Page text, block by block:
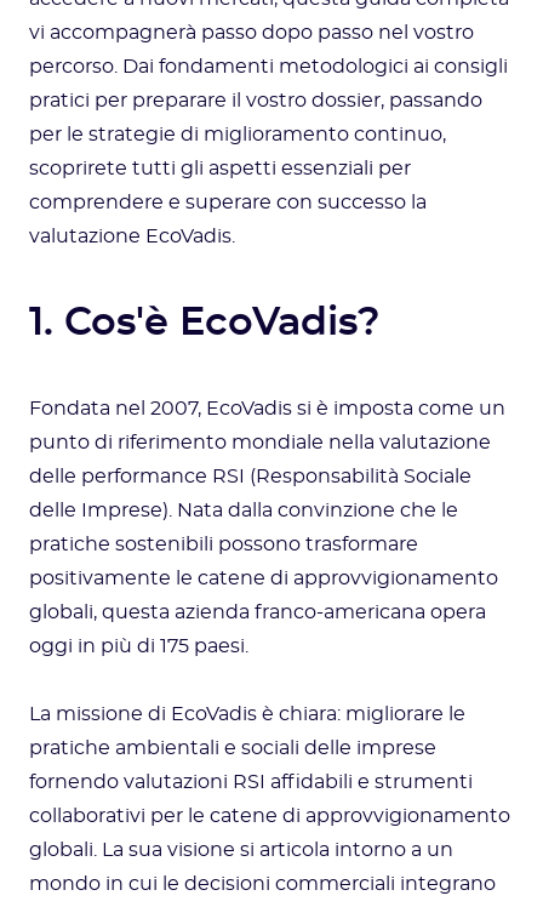
vi accompagnerà passo dopo passo nel vostro
percorso. Dai fondamenti metodologici ai consigli
pratici per preparare il vostro dossier, passando
per le strategie di miglioramento continuo,
scoprirete tutti gli aspetti essenziali per
comprendere e superare con successo la
valutazione EcoVadis.
1. Cos'è EcoVadis?
Fondata nel 2007, EcoVadis si è imposta come un
punto di riferimento mondiale nella valutazione
delle performance RSI (Responsabilità Sociale
delle Imprese). Nata dalla convinzione che le
pratiche sostenibili possono trasformare
positivamente le catene di approvvigionamento
globali, questa azienda franco-americana opera
oggi in più di 175 paesi.
La missione di EcoVadis è chiara: migliorare le
pratiche ambientali e sociali delle imprese
fornendo valutazioni RSI affidabili e strumenti
collaborativi per le catene di approvvigionamento
globali. La sua visione si articola intorno a un
mondo in cui le decisioni commerciali integrano